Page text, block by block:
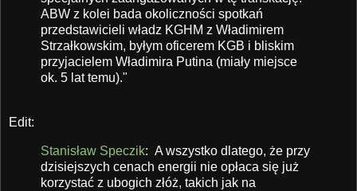
ABW z kolei bada okoliczności spotkań
przedstawicieli władz KGHM z Władimirem
Strzałkowskim, byłym oficerem KGB i bliskim
przyjacielem Władimira Putina (miały miejsce
ok. 5 lat temu)."
Edit:
Stanisław Speczik: A wszystko dlatego, że przy
dzisiejszych cenach energii nie opłaca się już
korzystać z ubogich złóż, takich jak na